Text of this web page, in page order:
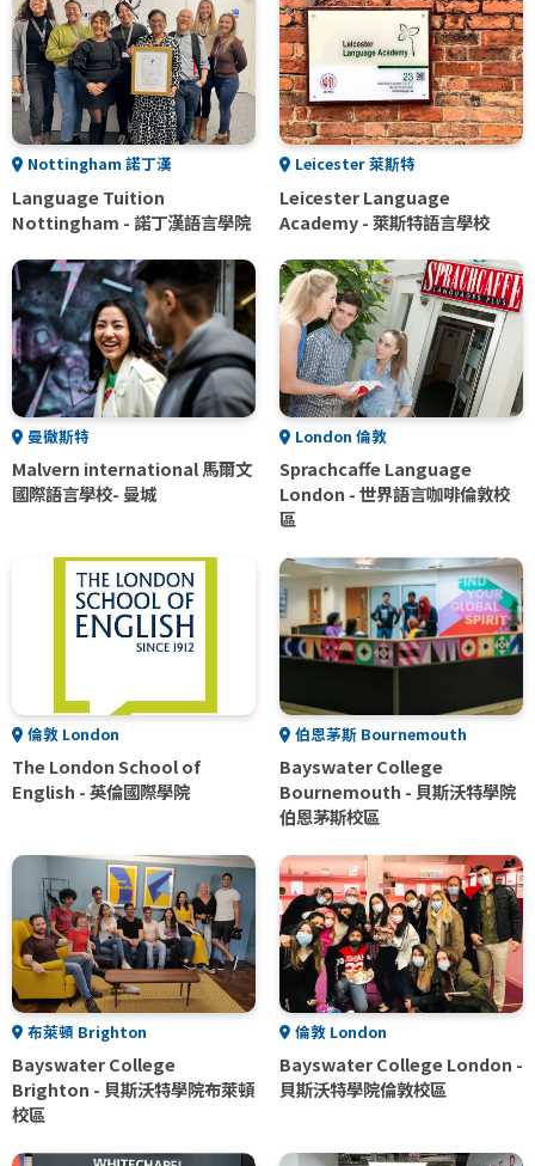
Nottingham 諾丁漢
Language Tuition
Nottingham - 諾丁漢語言學院
Leicester 萊斯特
Leicester Language
Academy - 萊斯特語言學校
曼徹斯特
Malvern international 馬爾文
國際語言學校- 曼城
London 倫敦
Sprachcaffe Language
London - 世界語言咖啡倫敦校
區
倫敦 London
The London School of
English - 英倫國際學院
伯恩茅斯 Bournemouth
Bayswater College
Bournemouth - 貝斯沃特學院
伯恩茅斯校區
布萊頓 Brighton
Bayswater College
Brighton - 貝斯沃特學院布萊頓
校區
倫敦 London
Bayswater College London -
貝斯沃特學院倫敦校區